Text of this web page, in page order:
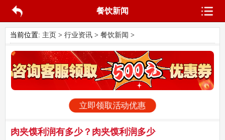
餐饮新闻
当前位置: 主页 > 行业资讯> 餐饮新闻 >
立即领取活动优惠
肉夹馍利润有多少？肉夹馍利润多少